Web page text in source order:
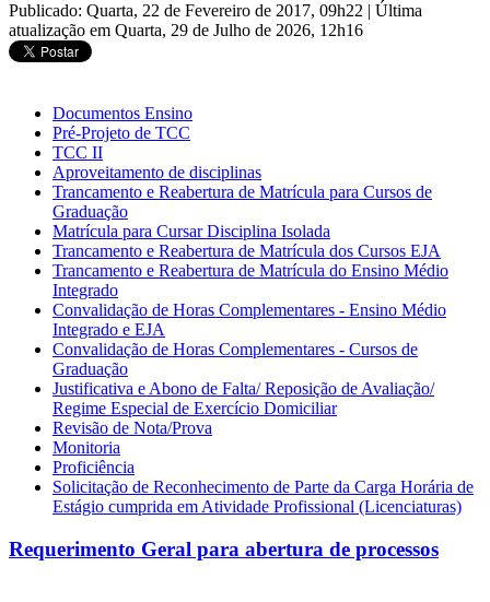
Publicado: Quarta, 22 de Fevereiro de 2017, 09h22 | Última
atualização em Quarta, 29 de Julho de 2026, 12h16
Documentos Ensino
Pré-Projeto de TCC
TCC II
Aproveitamento de disciplinas
Trancamento e Reabertura de Matrícula para Cursos de
Graduação
Matrícula para Cursar Disciplina Isolada
Trancamento e Reabertura de Matrícula dos Cursos EJA
Trancamento e Reabertura de Matrícula do Ensino Médio
Integrado
Convalidação de Horas Complementares - Ensino Médio
Integrado e EJA
Convalidação de Horas Complementares - Cursos de
Graduação
Justificativa e Abono de Falta/ Reposição de Avaliação/
Regime Especial de Exercício Domiciliar
Revisão de Nota/Prova
Monitoria
Proficiência
Solicitação de Reconhecimento de Parte da Carga Horária de
Estágio cumprida em Atividade Profissional (Licenciaturas)
Requerimento Geral para abertura de processos